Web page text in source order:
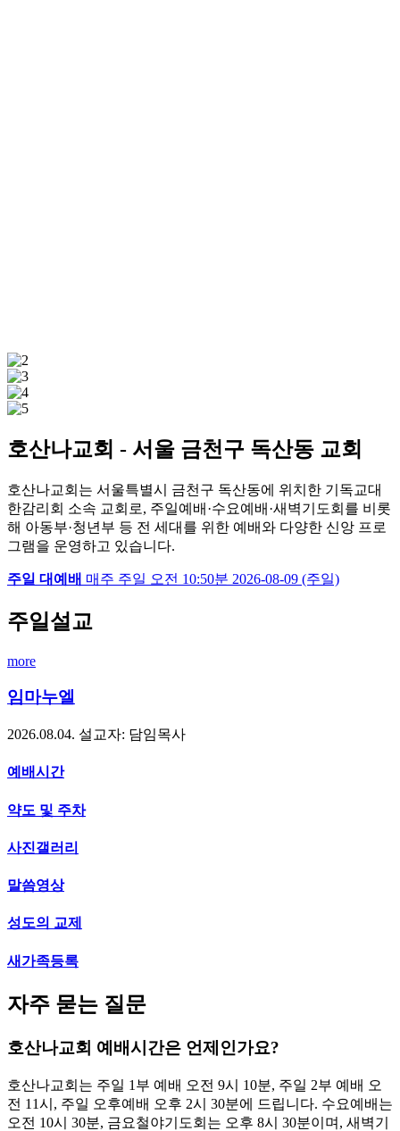
호산나교회 - 서울 금천구 독산동 교회
호산나교회는 서울특별시 금천구 독산동에 위치한 기독교대
한감리회 소속 교회로, 주일예배·수요예배·새벽기도회를 비롯
해 아동부·청년부 등 전 세대를 위한 예배와 다양한 신앙 프로
그램을 운영하고 있습니다.
주일 대예배 매주 주일 오전 10:50분 2026-08-09 (주일)
주일설교
more
임마누엘
2026.08.04. 설교자: 담임목사
예배시간
약도 및 주차
사진갤러리
말씀영상
성도의 교제
새가족등록
자주 묻는 질문
호산나교회 예배시간은 언제인가요?
호산나교회는 주일 1부 예배 오전 9시 10분, 주일 2부 예배 오
전 11시, 주일 오후예배 오후 2시 30분에 드립니다. 수요예배는
오전 10시 30분, 금요철야기도회는 오후 8시 30분이며, 새벽기